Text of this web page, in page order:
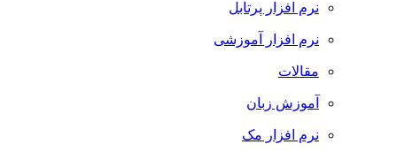
نرم افزار پرتابل
نرم افزار آموزشی
مقالات
آموزش زبان
نرم افزار مک